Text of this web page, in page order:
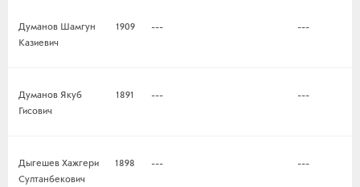
Думанов Шамгун
Казиевич
1909 --- ---
Думанов Якуб
Гисович
1891 --- ---
Дыгешев Хажгери
Султанбекович
1898 --- ---